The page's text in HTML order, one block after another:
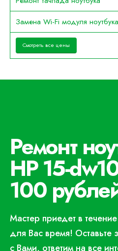
Замена Wi-Fi модуля ноутбука
Смотреть все цены
Ремонт
HP 15-
100
Мастер приедет в
для Вас время! Оставьте
с Вами, ответим на все